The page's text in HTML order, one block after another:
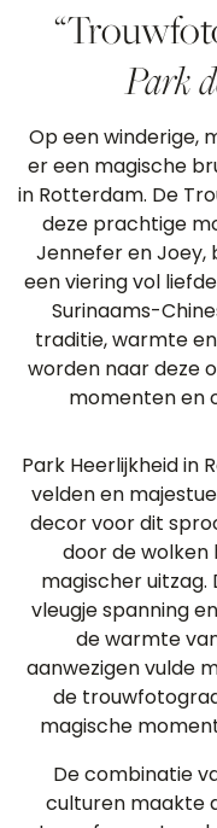
Park
Op een winderige,
er een magische
in Rotterdam. De
deze prachtige
Jennefer en
een viering vol
Surinaams-
traditie, warmte
worden naar deze
momenten en
Park Heerlijkheid in
velden en
decor voor dit
door de wolken
magischer
vleugje spanning
de warmte
aanwezigen vulde
de
magische
De combinatie
culturen maakte